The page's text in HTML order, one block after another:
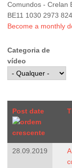
Comundos - Crelan
BE11 1030 2973
Become a monthly
Categoria de
vídeo
Post date
28.09.2019